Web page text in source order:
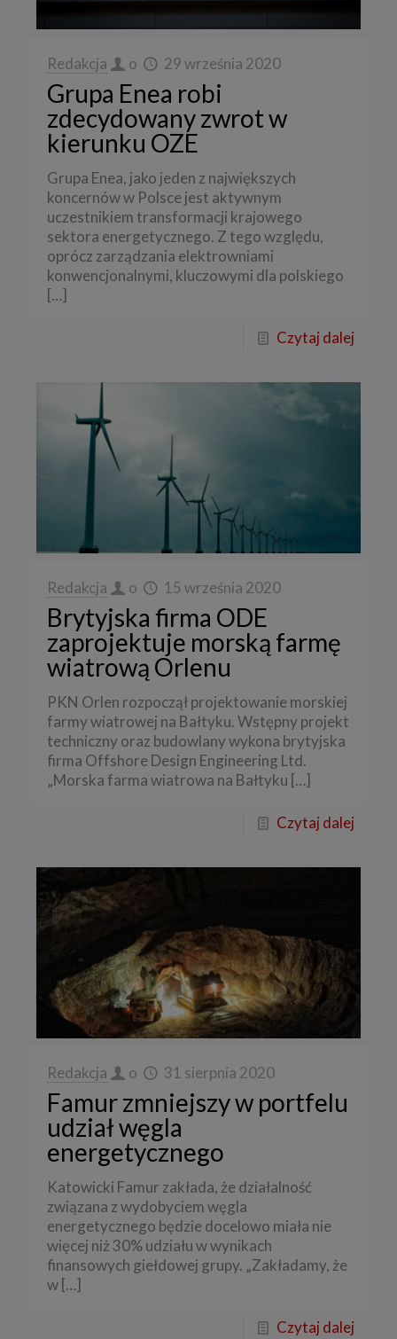
Redakcja o 29 września 2020
Grupa Enea robi
zdecydowany zwrot w
kierunku OZE
Grupa Enea, jako jeden z największych
koncernów w Polsce jest aktywnym
uczestnikiem transformacji krajowego
sektora energetycznego. Z tego względu,
oprócz zarządzania elektrowniami
konwencjonalnymi, kluczowymi dla polskiego
[…]
Czytaj dalej
Redakcja o 15 września 2020
Brytyjska firma ODE
zaprojektuje morską farmę
wiatrową Orlenu
PKN Orlen rozpoczął projektowanie morskiej
farmy wiatrowej na Bałtyku. Wstępny projekt
techniczny oraz budowlany wykona brytyjska
firma Offshore Design Engineering Ltd.
„Morska farma wiatrowa na Bałtyku […]
Czytaj dalej
Redakcja o 31 sierpnia 2020
Famur zmniejszy w portfelu
udział węgla
energetycznego
Katowicki Famur zakłada, że działalność
związana z wydobyciem węgla
energetycznego będzie docelowo miała nie
więcej niż 30% udziału w wynikach
finansowych giełdowej grupy. „Zakładamy, że
w […]
Czytaj dalej